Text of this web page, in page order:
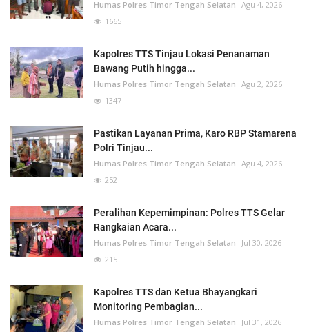
Humas Polres Timor Tengah Selatan Agu 4, 2026
1665
Kapolres TTS Tinjau Lokasi Penanaman
Bawang Putih hingga...
Humas Polres Timor Tengah Selatan Agu 2, 2026
1347
Pastikan Layanan Prima, Karo RBP Stamarena
Polri Tinjau...
Humas Polres Timor Tengah Selatan Agu 4, 2026
252
Peralihan Kepemimpinan: Polres TTS Gelar
Rangkaian Acara...
Humas Polres Timor Tengah Selatan
Jul 30, 2026
215
Kapolres TTS dan Ketua Bhayangkari
Monitoring Pembagian...
Humas Polres Timor Tengah Selatan
Jul 31, 2026